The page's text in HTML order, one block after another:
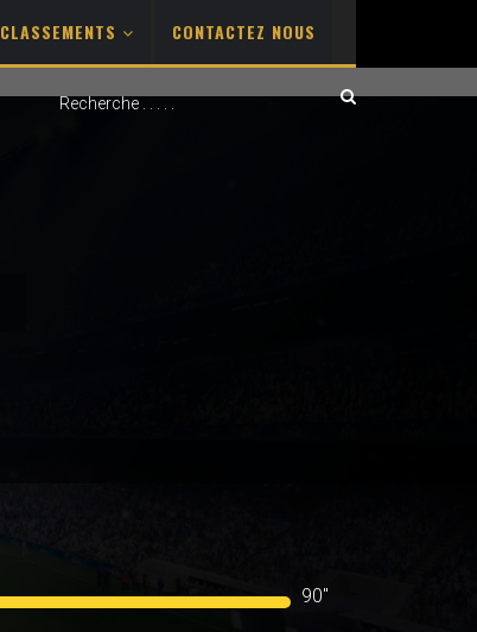
CLASSEMENTS CONTACTEZ NOUS
90"